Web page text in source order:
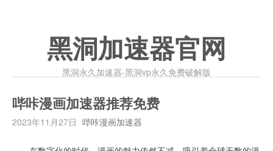
黑洞加速器官网
黑洞永久加速器-黑洞vp永久免费破解版
哔咔漫画加速器推荐免费
2023年11月27日 哔咔漫画加速器